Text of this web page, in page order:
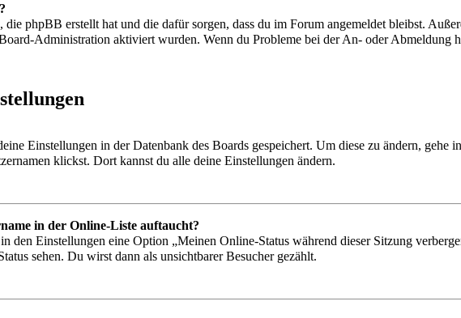
phpBB erstellt hat und die dafür sorgen, dass du im Forum angemeldet bleibst.
Administration aktiviert wurden. Wenn du Probleme bei der An- oder Abmeldung
Einstellungen in der Datenbank des Boards gespeichert. Um diese zu ändern,
klickst. Dort kannst du alle deine Einstellungen ändern.
in der Online-Liste auftaucht?
den Einstellungen eine Option „Meinen Online-Status während dieser Sitzung
sehen. Du wirst dann als unsichtbarer Besucher gezählt.